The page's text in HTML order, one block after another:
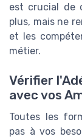
est crucial de
plus, mais ne
et les
métier.
Vérifier
avec vos
Toutes les
pas à vos